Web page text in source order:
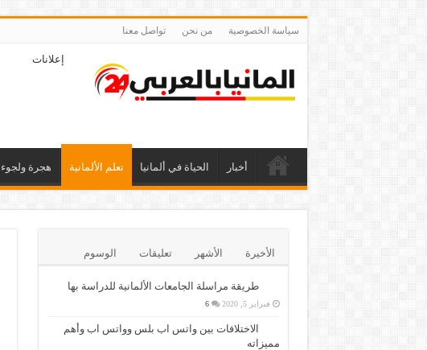
سياسة الخصوصية من نحن تواصل معنا
إعلانات
أخبار الحياة في ألمانيا تعلم الألمانية هجرة ولجوء
الأخيرة الأشهر تعليقات الوسوم
طريقة مراسلة الجامعات الألمانية للدراسة بها
فبراير 5, 2020 6
الاختلافات بين واتس اب بلس وواتس اب وأهم
مميزاته